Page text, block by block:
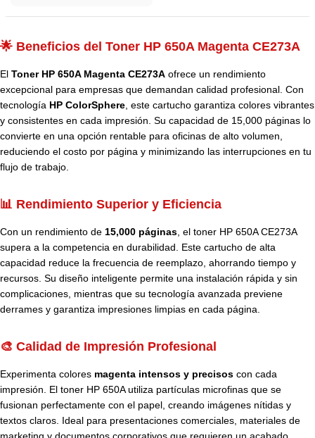
🌟 Beneficios del Toner HP 650A Magenta CE273A
El Toner HP 650A Magenta CE273A ofrece un rendimiento
excepcional para empresas que demandan calidad profesional. Con
tecnología HP ColorSphere, este cartucho garantiza colores vibrantes
y consistentes en cada impresión. Su capacidad de 15,000 páginas lo
convierte en una opción rentable para oficinas de alto volumen,
reduciendo el costo por página y minimizando las interrupciones en tu
flujo de trabajo.
📊 Rendimiento Superior y Eficiencia
Con un rendimiento de 15,000 páginas, el toner HP 650A CE273A
supera a la competencia en durabilidad. Este cartucho de alta
capacidad reduce la frecuencia de reemplazo, ahorrando tiempo y
recursos. Su diseño inteligente permite una instalación rápida y sin
complicaciones, mientras que su tecnología avanzada previene
derrames y garantiza impresiones limpias en cada página.
🎨 Calidad de Impresión Profesional
Experimenta colores magenta intensos y precisos con cada
impresión. El toner HP 650A utiliza partículas microfinas que se
fusionan perfectamente con el papel, creando imágenes nítidas y
textos claros. Ideal para presentaciones comerciales, materiales de